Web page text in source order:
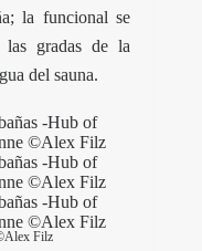
la funcional se
las gradas de la
del sauna.
Filz